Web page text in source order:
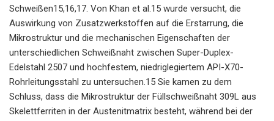
Schweißen15,16,17. Von Khan et al.15 wurde versucht, die
Auswirkung von Zusatzwerkstoffen auf die Erstarrung, die
Mikrostruktur und die mechanischen Eigenschaften der
unterschiedlichen Schweißnaht zwischen Super-Duplex-
Edelstahl 2507 und hochfestem, niedriglegiertem API-X70-
Rohrleitungsstahl zu untersuchen.15 Sie kamen zu dem
Schluss, dass die Mikrostruktur der Füllschweißnaht 309L aus
Skelettferriten in der Austenitmatrix besteht, während bei der